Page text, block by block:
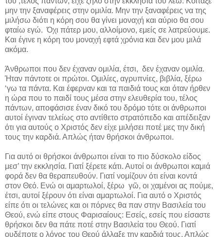
μην την ξαναφέρεις στην ομιλία. Μην την ξαναφέρεις να της
μιλήσω διότι η κόρη σου θα γίνει μοναχή και αύριο θα σου
φταίω εγώ. Όχι πάτερ μου, αλλοίμονο, εμείς σε λατρεύουμε.
Και έγινε η κόρη του μοναχή εφτά χρόνια και δεν μου μιλά
ακόμα.
Άνθρωποι που δεν έχαναν ομιλία, έτσι, δεν έχαναν ομιλία.
Ήταν πάντοτε οι πρώτοι. Ομιλίες, αγρυπνίες, βιβλία, ξέρω
‘γω τα πάντα. Και έφερναν και τα παιδιά τους και όταν ήρθεν
η ώρα που το παιδί τους μέσα στην ελευθερία του, τέλος
πάντων, αποφάσισε έναν δικό του δρόμο τότε οι άνθρωποι
αυτοί έγιναν τελείως στο αντίθετο στρατόπεδο και απέδειξαν
ότι για αυτούς ο Χριστός δεν είχε μιλήσει ποτέ μες την δική
τους την καρδιά. Απλώς ήταν θρήσκοι άνθρωποι.
Για αυτό οι θρήσκοι άνθρωποι είναι το πιο δύσκολο είδος
μεσ’ την εκκλησία. Γιατί ξέρετε κάτι. Αυτοί οι άνθρωποι καμιά
φορά δεν θα θεραπευθούν. Γιατί νομίζουν ότι είναι κοντά
στον Θεό. Ενώ οι αμαρτωλοί, ξέρω γῶ, οι χαμένοι ας πούμε,
έτσι, αυτοί ξέρουν ότι είναι αμαρτωλοί. Για αυτό ο Χριστός
είπε ότι οι τελώνες και οι πόρνες θα παν στην Βασιλεία του
Θεού, ενώ είπε στους Φαρισαίους: Εσείς, εσείς που είσαστε
θρήσκοι δεν θα πάτε ποτέ στην Βασιλεία του Θεού. Γιατί
ουδέποτε ο λόγος του Θεού άλλαξε την καρδιά τους. Απλώς